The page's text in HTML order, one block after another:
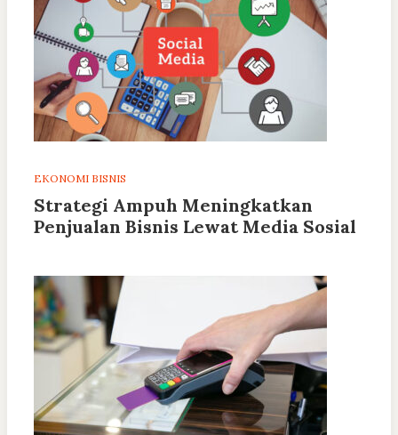
EKONOMI BISNIS
Strategi Ampuh Meningkatkan
Penjualan Bisnis Lewat Media Sosial